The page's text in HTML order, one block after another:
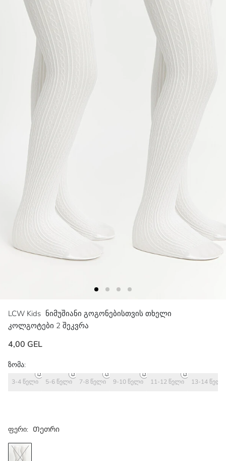
LCW Kids ნიმუშიანი გოგონებისთვის თხელი
კოლგოტები 2 შეკვრა
4,00 GEL
ფერი: Თეთრი
ზომა:
3-4 წელი 5-6 წელი 7-8 წელი 9-10 წელი 11-12 წელი 13-14 წელი